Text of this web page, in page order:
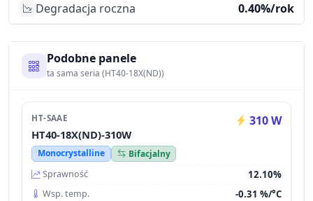
Degradacja roczna
0.40%/rok
Podobne panele
ta sama seria (HT40-18X(ND))
HT-SAAE 310 W
HT40-18X(ND)-310W
Monocrystalline
Bifacjalny
Sprawność
12.10%
Wsp. temp. -0.31 %/°C